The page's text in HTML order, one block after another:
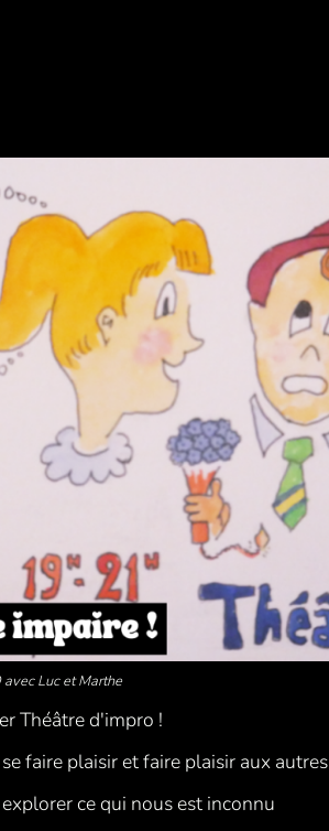
avec Luc et Marthe
Théâtre d'impro !
faire plaisir et faire plaisir aux autres
ce qui nous est inconnu